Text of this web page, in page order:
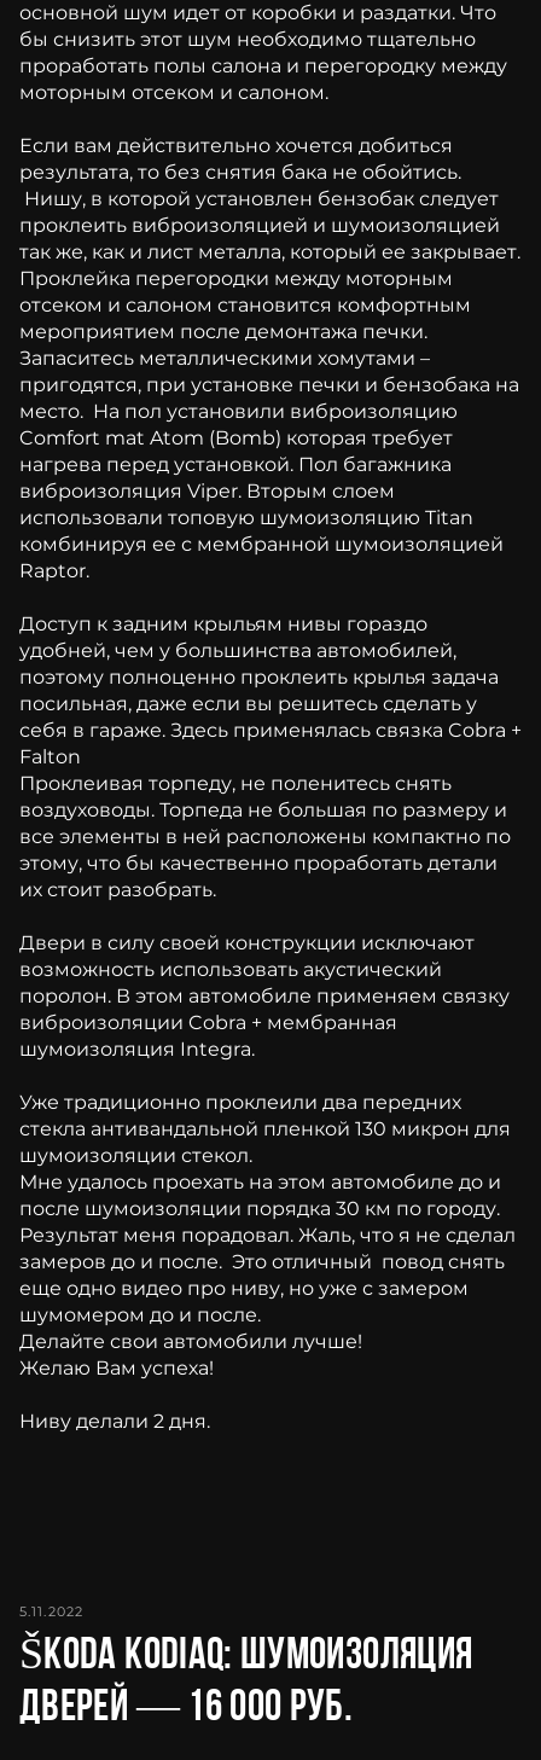
основной шум идет от коробки и раздатки. Что
бы снизить этот шум необходимо тщательно
проработать полы салона и перегородку между
моторным отсеком и салоном.
Если вам действительно хочется добиться
результата, то без снятия бака не обойтись.
Нишу, в которой установлен бензобак следует
проклеить виброизоляцией и шумоизоляцией
так же, как и лист металла, который ее закрывает.
Проклейка перегородки между моторным
отсеком и салоном становится комфортным
мероприятием после демонтажа печки.
Запаситесь металлическими хомутами –
пригодятся, при установке печки и бензобака на
место. На пол установили виброизоляцию
Comfort mat Atom (Bomb) которая требует
нагрева перед установкой. Пол багажника
виброизоляция Viper. Вторым слоем
использовали топовую шумоизоляцию Titan
комбинируя ее с мембранной шумоизоляцией
Raptor.
Доступ к задним крыльям нивы гораздо
удобней, чем у большинства автомобилей,
поэтому полноценно проклеить крылья задача
посильная, даже если вы решитесь сделать у
себя в гараже. Здесь применялась связка Cobra +
Falton
Проклеивая торпеду, не поленитесь снять
воздуховоды. Торпеда не большая по размеру и
все элементы в ней расположены компактно по
этому, что бы качественно проработать детали
их стоит разобрать.
Двери в силу своей конструкции исключают
возможность использовать акустический
поролон. В этом автомобиле применяем связку
виброизоляции Cobra + мембранная
шумоизоляция Integra.
Уже традиционно проклеили два передних
стекла антивандальной пленкой 130 микрон для
шумоизоляции стекол.
Мне удалось проехать на этом автомобиле до и
после шумоизоляции порядка 30 км по городу.
Результат меня порадовал. Жаль, что я не сделал
замеров до и после. Это отличный повод снять
еще одно видео про ниву, но уже с замером
шумомером до и после.
Делайте свои автомобили лучше!
Желаю Вам успеха!
Ниву делали 2 дня.
5.11.2022
Škoda Kodiaq: шумоизоляция
дверей — 16 000 руб.